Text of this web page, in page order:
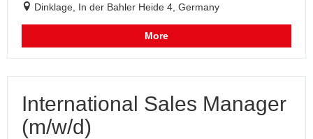
Dinklage, In der Bahler Heide 4, Germany
More
International Sales Manager
(m/w/d)